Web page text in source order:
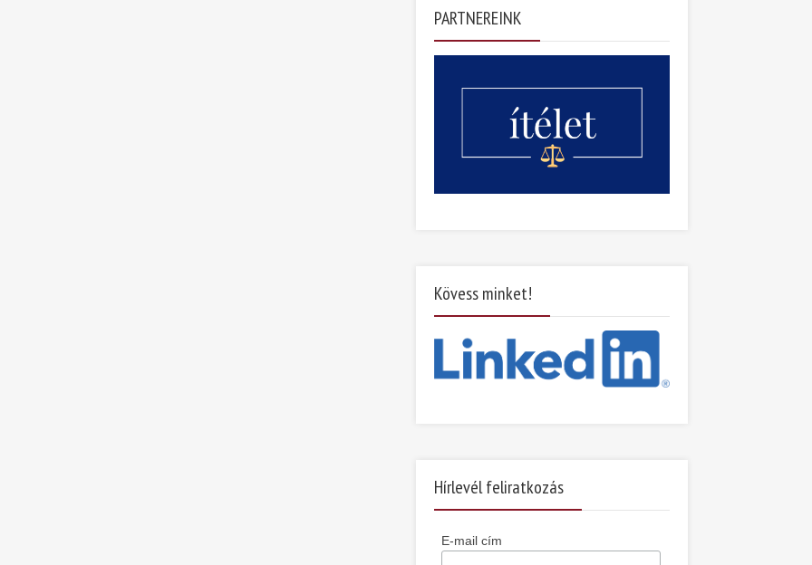
PARTNEREINK
Kövess minket!
Hírlevél feliratkozás
E-mail cím